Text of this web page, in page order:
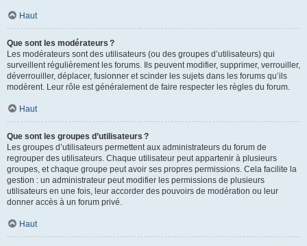
Haut
Que sont les modérateurs ?
Les modérateurs sont des utilisateurs (ou des groupes d’utilisateurs) qui
surveillent régulièrement les forums. Ils peuvent modifier, supprimer, verrouiller,
déverrouiller, déplacer, fusionner et scinder les sujets dans les forums qu’ils
modèrent. Leur rôle est généralement de faire respecter les règles du forum.
Haut
Que sont les groupes d’utilisateurs ?
Les groupes d’utilisateurs permettent aux administrateurs du forum de
regrouper des utilisateurs. Chaque utilisateur peut appartenir à plusieurs
groupes, et chaque groupe peut avoir ses propres permissions. Cela facilite la
gestion : un administrateur peut modifier les permissions de plusieurs
utilisateurs en une fois, leur accorder des pouvoirs de modération ou leur
donner accès à un forum privé.
Haut